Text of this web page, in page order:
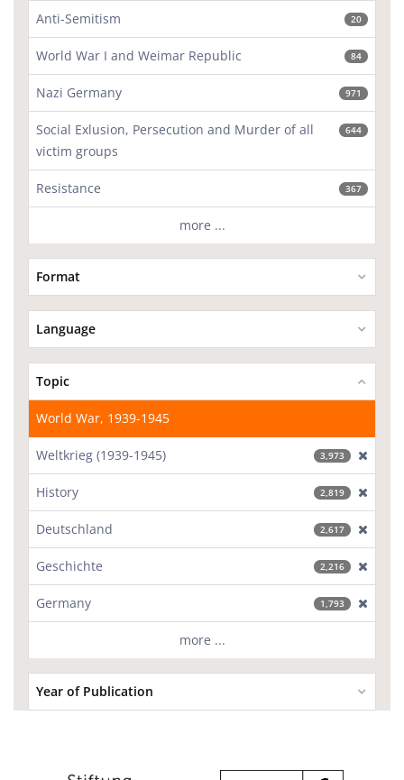
Anti-Semitism 20
World War I and Weimar Republic 84
Nazi Germany 971
Social Exlusion, Persecution and Murder of all
victim groups
644
Resistance 367
more ...
Format
Language
Topic
World War, 1939-1945
Weltkrieg (1939-1945) 3,973
History 2,819
Deutschland 2,617
Geschichte 2,216
Germany 1,793
more ...
Year of Publication